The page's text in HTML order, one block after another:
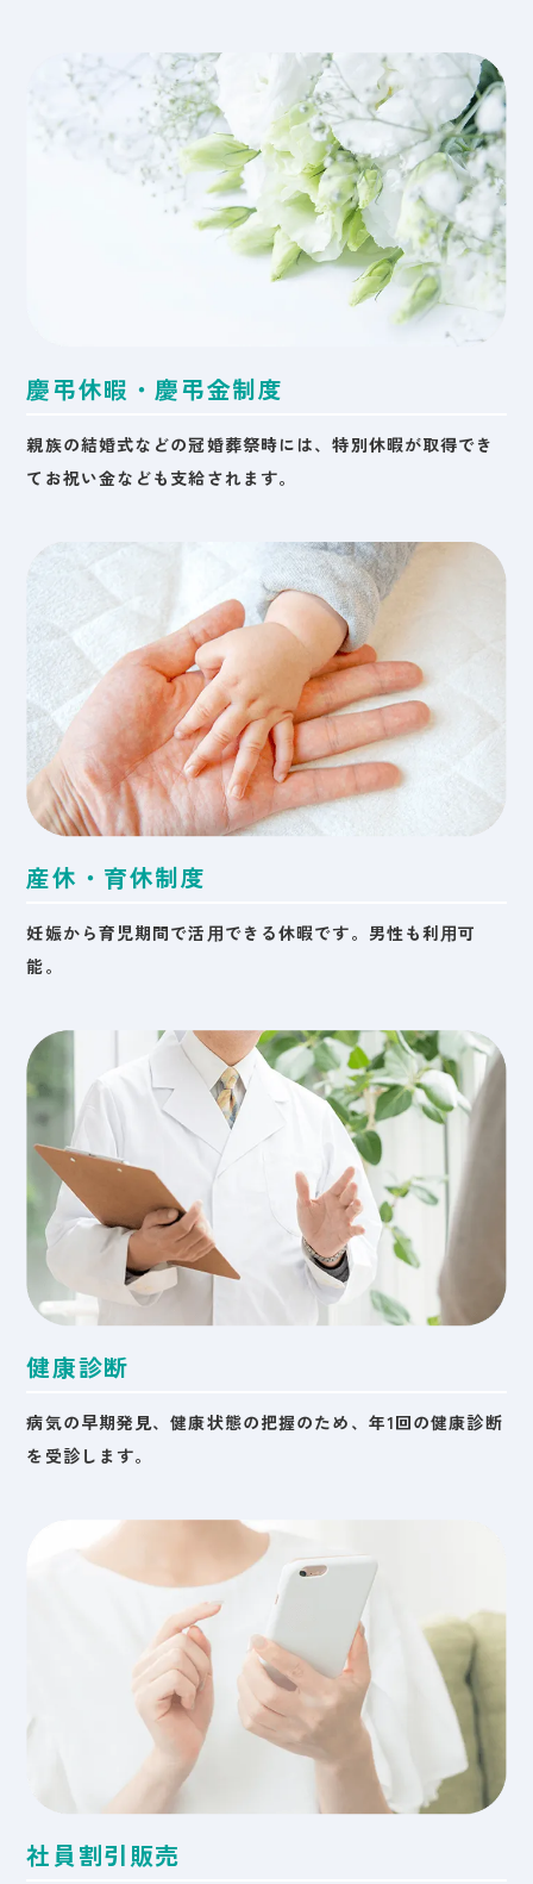
慶弔休暇・慶弔金制度
親族の結婚式などの冠婚葬祭時には、特別休暇が取得でき
てお祝い金なども支給されます。
産休・育休制度
妊娠から育児期間で活⽤できる休暇です。男性も利⽤可
能。
健康診断
病気の早期発見、健康状態の把握のため、年1回の健康診断
を受診します。
社員割引販売